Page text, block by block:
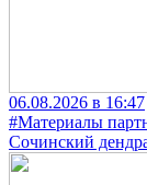
06.08.2026 в 16:47
#Материалы
Сочинский